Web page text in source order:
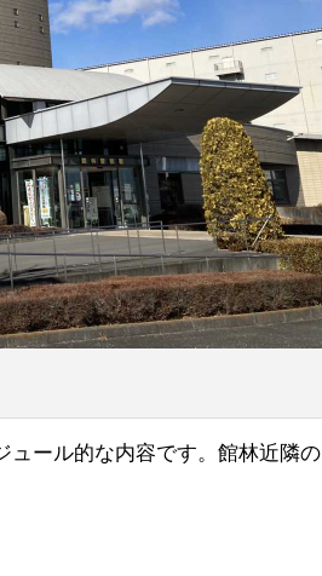
ュール的な内容です。館林近隣の